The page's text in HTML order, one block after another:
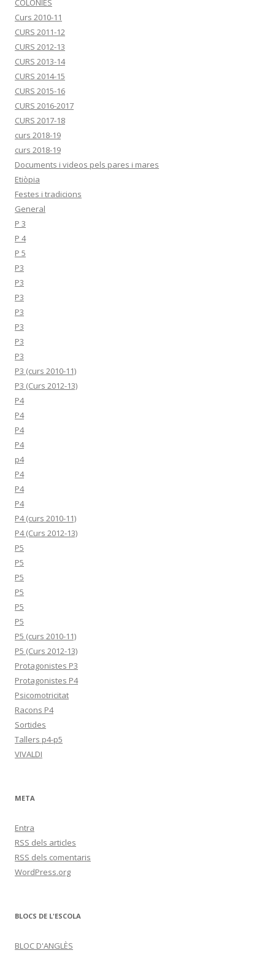
COLÒNIES
Curs 2010-11
CURS 2011-12
CURS 2012-13
CURS 2013-14
CURS 2014-15
CURS 2015-16
CURS 2016-2017
CURS 2017-18
curs 2018-19
curs 2018-19
Documents i videos pels pares i mares
Etiòpia
Festes i tradicions
General
P 3
P 4
P 5
P3
P3
P3
P3
P3
P3
P3
P3 (curs 2010-11)
P3 (Curs 2012-13)
P4
P4
P4
P4
p4
P4
P4
P4
P4 (curs 2010-11)
P4 (Curs 2012-13)
P5
P5
P5
P5
P5
P5
P5 (curs 2010-11)
P5 (Curs 2012-13)
Protagonistes P3
Protagonistes P4
Psicomotricitat
Racons P4
Sortides
Tallers p4-p5
VIVALDI
META
Entra
RSS dels articles
RSS dels comentaris
WordPress.org
BLOCS DE L'ESCOLA
BLOC D'ANGLÈS